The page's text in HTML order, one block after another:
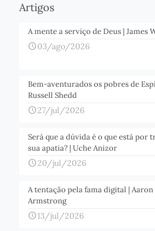
Artigos
A mente a serviço de Deus | James
03/ago/2026
Bem-aventurados os pobres de
Russell Shedd
27/jul/2026
Será que a dúvida é o que está por
sua apatia? | Uche Anizor
20/jul/2026
A tentação pela fama digital | Aaron
Armstrong
13/jul/2026